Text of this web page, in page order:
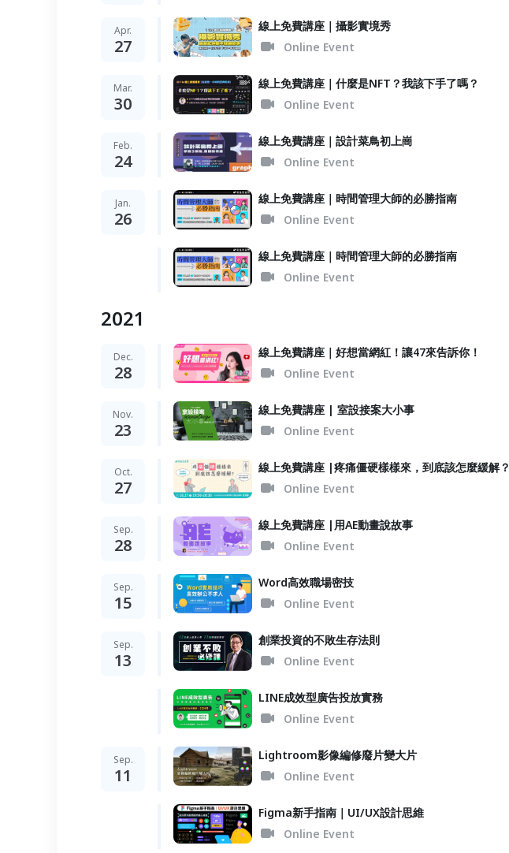
Apr.
27
線上免費講座｜攝影實境秀
Online Event
Mar.
30
線上免費講座｜什麼是NFT？我該下手了嗎？
Online Event
Feb.
24
線上免費講座｜設計菜鳥初上崗
Online Event
Jan.
26
線上免費講座｜時間管理大師的必勝指南
Online Event
線上免費講座｜時間管理大師的必勝指南
Online Event
2021
Dec.
28
線上免費講座｜好想當網紅！讓47來告訴你！
Online Event
Nov.
23
線上免費講座 | 室設接案大小事
Online Event
Oct.
27
線上免費講座 |疼痛僵硬樣樣來，到底該怎麼緩解？
Online Event
Sep.
28
線上免費講座 |用AE動畫說故事
Online Event
Sep.
15
Word高效職場密技
Online Event
Sep.
13
創業投資的不敗生存法則
Online Event
LINE成效型廣告投放實務
Online Event
Sep.
11
Lightroom影像編修廢片變大片
Online Event
Figma新手指南｜UI/UX設計思維
Online Event